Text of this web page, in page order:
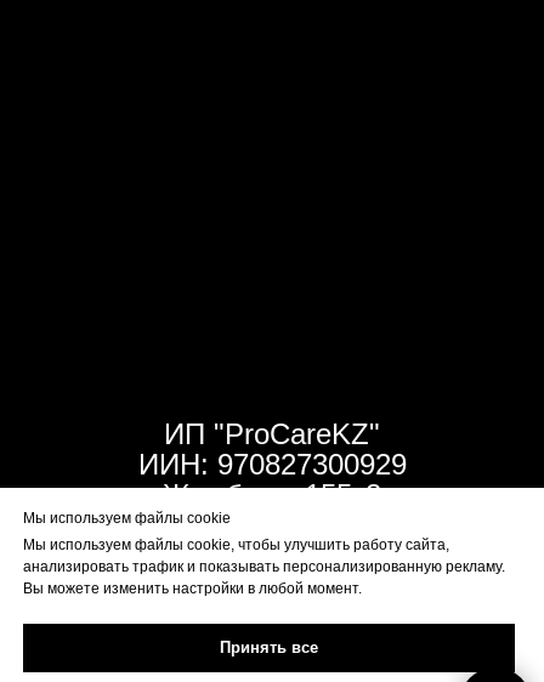
Мы используем файлы cookie
Мы используем файлы cookie, чтобы улучшить работу сайта,
анализировать трафик и показывать персонализированную рекламу.
Вы можете изменить настройки в любой момент.
Принять все
ИП "ProCareKZ"
ИИН: 970827300929
Жамбыла 155к2
Данные и цены предоставленные на сайте не
являются публичной офертой